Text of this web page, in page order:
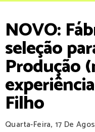
NOVO:
seleção
Produção
Filho
Quarta-Feira, 17 De